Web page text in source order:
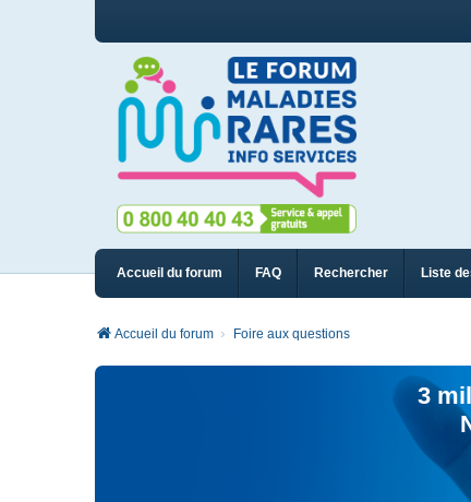
Accueil du forum FAQ Rechercher Liste
Accueil du forum Foire aux questions
3